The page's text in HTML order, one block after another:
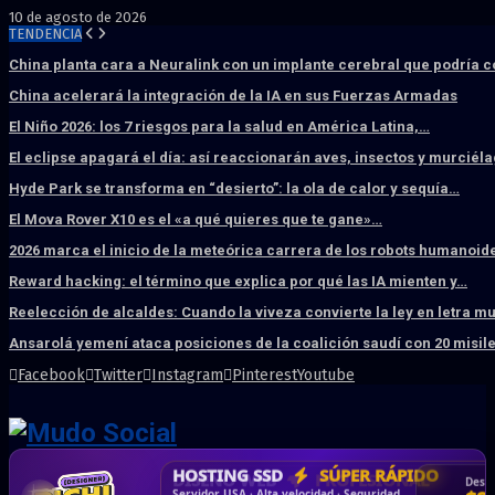
10 de agosto de 2026
TENDENCIA
China planta cara a Neuralink con un implante cerebral que podría
China acelerará la integración de la IA en sus Fuerzas Armadas
El Niño 2026: los 7 riesgos para la salud en América Latina,…
El eclipse apagará el día: así reaccionarán aves, insectos y
Hyde Park se transforma en “desierto”: la ola de calor y sequía…
El Mova Rover X10 es el «a qué quieres que te gane»…
2026 marca el inicio de la meteórica carrera de los robots
Reward hacking: el término que explica por qué las IA mienten y…
Reelección de alcaldes: Cuando la viveza convierte la ley en letra
Ansarolá yemení ataca posiciones de la coalición saudí con 20
Facebook Twitter Instagram PinterestYoutube
HOSTING SSD SÚPER RÁPIDO
DISEÑO WEB PROFESIONAL
CRM & DASHBOARD A MEDIDA
CORREO CORPORATIVO